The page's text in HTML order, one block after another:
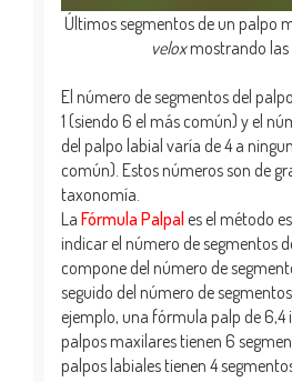
Últimos segmentos de un palpo
veloxmostrando las
El número de segmentos del
1 (siendo 6 el más común) y el
del palpo labial varía de 4 a
común). Estos números son de
taxonomía.
La Fórmula Palpal es el método
indicar el número de segmentos
compone del número de
seguido del número de
ejemplo, una fórmula palp de 6,4
palpos maxilares tienen 6
palpos labiales tienen 4